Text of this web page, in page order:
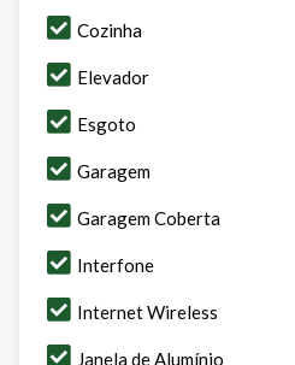
Cozinha
Elevador
Esgoto
Garagem
Garagem Coberta
Interfone
Internet Wireless
Janela de Alumínio